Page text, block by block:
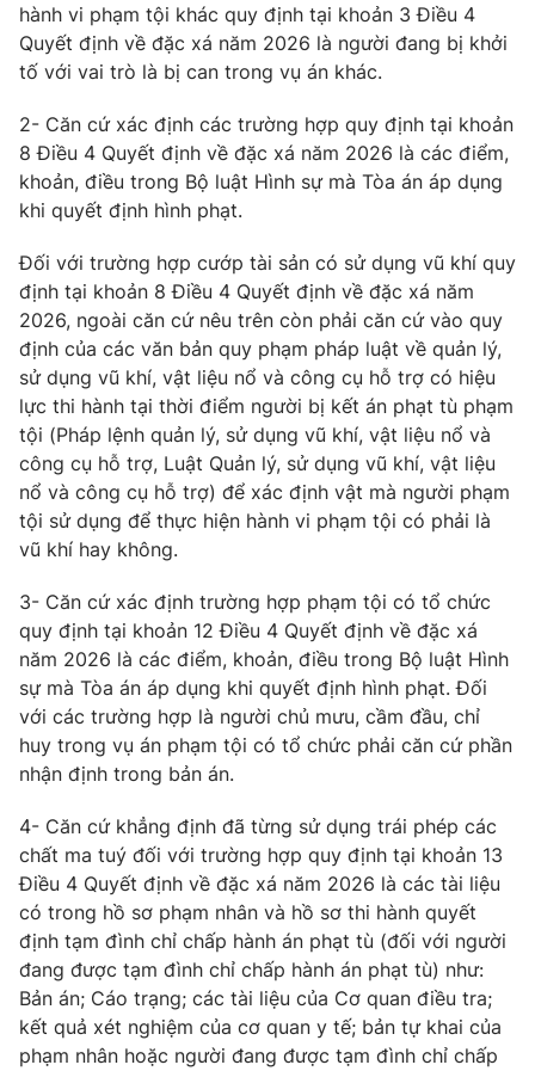
hành vi phạm tội khác quy định tại khoản 3 Điều 4
Quyết định về đặc xá năm 2026 là người đang bị khởi
tố với vai trò là bị can trong vụ án khác.
2- Căn cứ xác định các trường hợp quy định tại khoản
8 Điều 4 Quyết định về đặc xá năm 2026 là các điểm,
khoản, điều trong Bộ luật Hình sự mà Tòa án áp dụng
khi quyết định hình phạt.
Đối với trường hợp cướp tài sản có sử dụng vũ khí quy
định tại khoản 8 Điều 4 Quyết định về đặc xá năm
2026, ngoài căn cứ nêu trên còn phải căn cứ vào quy
định của các văn bản quy phạm pháp luật về quản lý,
sử dụng vũ khí, vật liệu nổ và công cụ hỗ trợ có hiệu
lực thi hành tại thời điểm người bị kết án phạt tù phạm
tội (Pháp lệnh quản lý, sử dụng vũ khí, vật liệu nổ và
công cụ hỗ trợ, Luật Quản lý, sử dụng vũ khí, vật liệu
nổ và công cụ hỗ trợ) để xác định vật mà người phạm
tội sử dụng để thực hiện hành vi phạm tội có phải là
vũ khí hay không.
3- Căn cứ xác định trường hợp phạm tội có tổ chức
quy định tại khoản 12 Điều 4 Quyết định về đặc xá
năm 2026 là các điểm, khoản, điều trong Bộ luật Hình
sự mà Tòa án áp dụng khi quyết định hình phạt. Đối
với các trường hợp là người chủ mưu, cầm đầu, chỉ
huy trong vụ án phạm tội có tổ chức phải căn cứ phần
nhận định trong bản án.
4- Căn cứ khẳng định đã từng sử dụng trái phép các
chất ma tuý đối với trường hợp quy định tại khoản 13
Điều 4 Quyết định về đặc xá năm 2026 là các tài liệu
có trong hồ sơ phạm nhân và hồ sơ thi hành quyết
định tạm đình chỉ chấp hành án phạt tù (đối với người
đang được tạm đình chỉ chấp hành án phạt tù) như:
Bản án; Cáo trạng; các tài liệu của Cơ quan điều tra;
kết quả xét nghiệm của cơ quan y tế; bản tự khai của
phạm nhân hoặc người đang được tạm đình chỉ chấp